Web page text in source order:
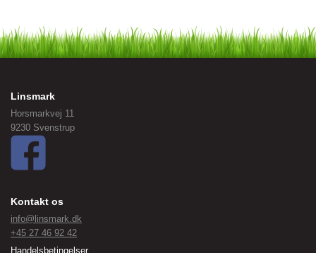
Linsmark
Horsmarkvej 11
9230 Svenstrup
Kontakt os
info@linsmark.dk
+45 27 46 92 42
Handelsbetingelser